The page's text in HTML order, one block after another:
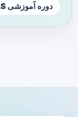
دوره آموزشی ATLS